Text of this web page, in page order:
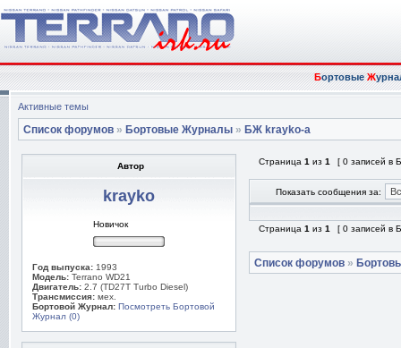
БортовыеЖ
Активные темы
Список форумов » Бортовые Журналы » БЖ krayko-а
Автор
krayko
Новичок
Год выпуска: 1993
Модель: Terrano WD21
Двигатель: 2.7 (TD27T Turbo Diesel)
Трансмиссия: мех.
Бортовой Журнал: Посмотреть Бортовой
Журнал (0)
Страница 1 из 1 [ 0 записей в
Показать сообщения за:
Страница 1 из 1 [ 0 записей в
Список форумов »